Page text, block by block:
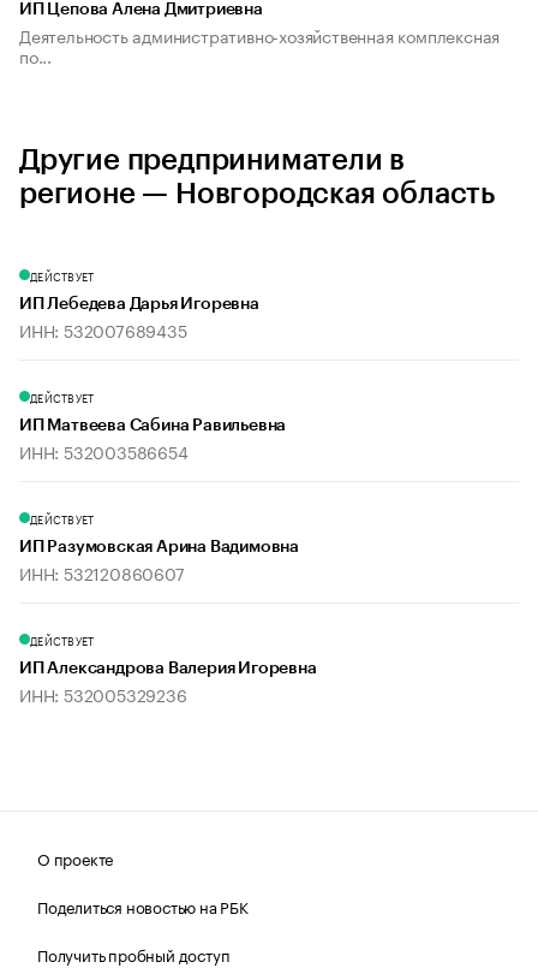
ИП Цепова Алена Дмитриевна
Деятельность административно-хозяйственная комплексная
по...
Другие предприниматели в
регионе — Новгородская область
ДЕЙСТВУЕТ
ИП Лебедева Дарья Игоревна
ИНН: 532007689435
ДЕЙСТВУЕТ
ИП Матвеева Сабина Равильевна
ИНН: 532003586654
ДЕЙСТВУЕТ
ИП Разумовская Арина Вадимовна
ИНН: 532120860607
ДЕЙСТВУЕТ
ИП Александрова Валерия Игоревна
ИНН: 532005329236
О проекте
Поделиться новостью на РБК
Получить пробный доступ